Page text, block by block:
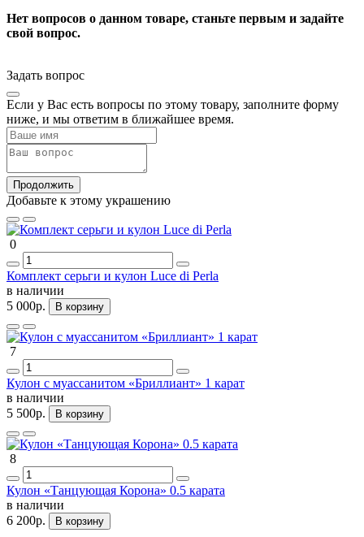
Нет вопросов о данном товаре, станьте первым и задайте
свой вопрос.
Задать вопрос
Если у Вас есть вопросы по этому товару, заполните форму
ниже, и мы ответим в ближайшее время.
Продолжить
Добавьте к этому украшению
0
Комплект серьги и кулон Luce di Perla
в наличии
5 000р.
В корзину
7
Кулон с муассанитом «Бриллиант» 1 карат
в наличии
5 500р.
В корзину
8
Кулон «Танцующая Корона» 0.5 карата
в наличии
6 200р.
В корзину